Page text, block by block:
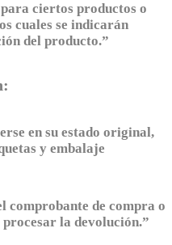
ciertos productos o
cuales se indicarán
del producto.”
en su estado original,
y embalaje
comprobante de compra o
la devolución.”